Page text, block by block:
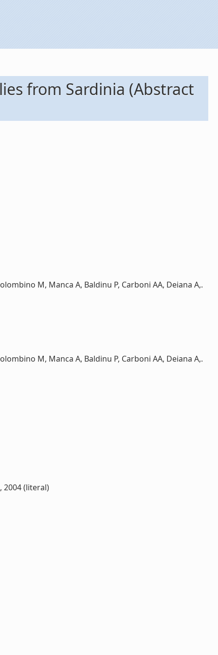
from Sardinia (Abstract
M, Manca A, Baldinu P, Carboni AA, Deiana A,.
M, Manca A, Baldinu P, Carboni AA, Deiana A,.
2004 (literal)